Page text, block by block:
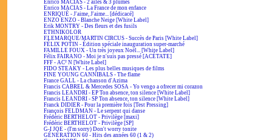
Enrico MACIAS - 2 ailes & 3 plumes
Enrico MACIAS - La France de mon enfance
ENRIQUÉ - J'aime, J'aime... [dédicacé]
ENZO ENZO - Blanche Neige [White Label]
Erik MONTRY - Des fleurs et des fusils
ETHNIKOLOR
F.LEMARQUE/MARTIN CIRCUS - Succès de Paris [White Label]
FÉLIX POTIN - Édition spéciale inauguration super-marché
FAMILLE FOUX - Un très joyeux Noël... [White Label]
Félix FAIRANO - Moi je n'suis pas pressé [ACÉTATE]
FFF - AC² N [White Label]
FIDO STEAKY - Les plus belles musiques de films
FINE YOUNG CANNIBALS - The flame
France GALL - La chanson d'Azima
Francis CABREL & Mercedes SOSA - Yo vengo a ofrecer mi corazon
Francis LEANDRI - EP Ton absence, ton silence [White Label]
Francis LEANDRI - SP Ton absence, ton silence [White Label]
Franck DIDIER - Pour la première fois [Test Pressing]
François FELDMAN - Le serpent qui danse
Frédéric BERTHELOT - Privilège [maxi]
Frédéric BERTHELOT - Privilège [SP]
G-I JOE - (I'm sorry) Don't worry tonite
GÉNÉRATION 60 - Hits des années 60 (1 & 2)